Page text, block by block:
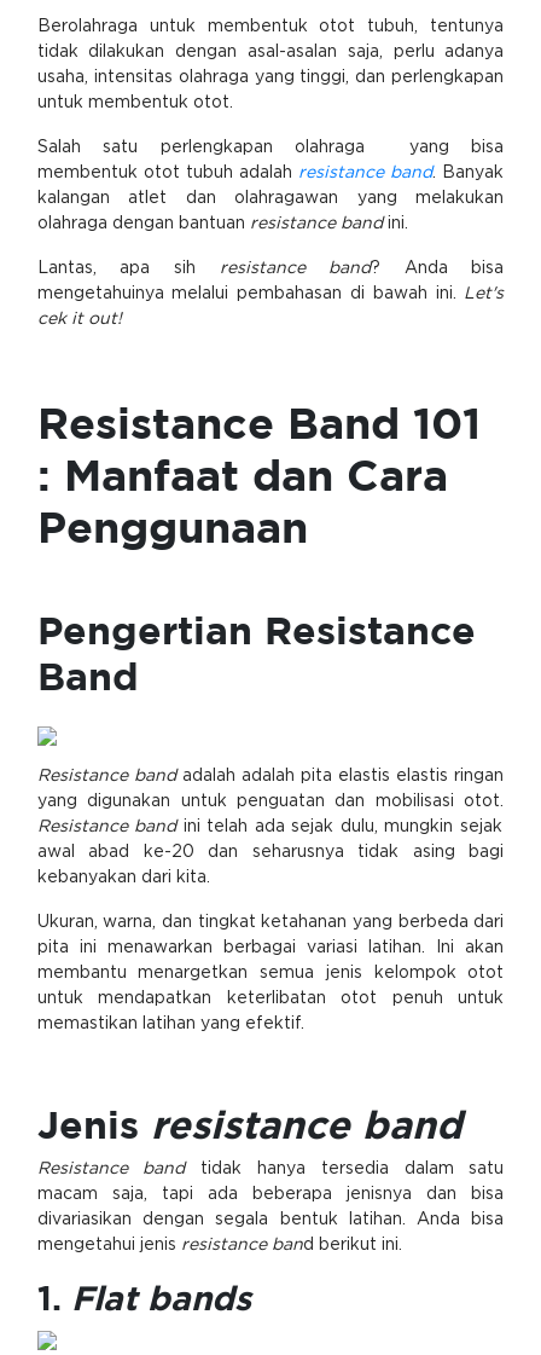
Berolahraga untuk membentuk otot tubuh, tentunya
tidak dilakukan dengan asal-asalan saja, perlu adanya
usaha, intensitas olahraga yang tinggi, dan perlengkapan
untuk membentuk otot.
Salah satu perlengkapan olahraga yang bisa
membentuk otot tubuh adalah resistance band. Banyak
kalangan atlet dan olahragawan yang melakukan
olahraga dengan bantuan resistance bandini.
Lantas, apa sih resistance band? Anda bisa
mengetahuinya melalui pembahasan di bawah ini. Let's
cek it out!
Resistance Band 101
: Manfaat dan Cara
Penggunaan
Pengertian Resistance
Band
Resistance bandadalah adalah pita elastis elastis ringan
yang digunakan untuk penguatan dan mobilisasi otot.
Resistance band ini telah ada sejak dulu, mungkin sejak
awal abad ke-20 dan seharusnya tidak asing bagi
kebanyakan dari kita.
Ukuran, warna, dan tingkat ketahanan yang berbeda dari
pita ini menawarkan berbagai variasi latihan. Ini akan
membantu menargetkan semua jenis kelompok otot
untuk mendapatkan keterlibatan otot penuh untuk
memastikan latihan yang efektif.
Jenis resistance band
Resistance bandtidak hanya tersedia dalam satu
macam saja, tapi ada beberapa jenisnya dan bisa
divariasikan dengan segala bentuk latihan. Anda bisa
mengetahui jenis resistance band berikut ini.
1. Flat bands